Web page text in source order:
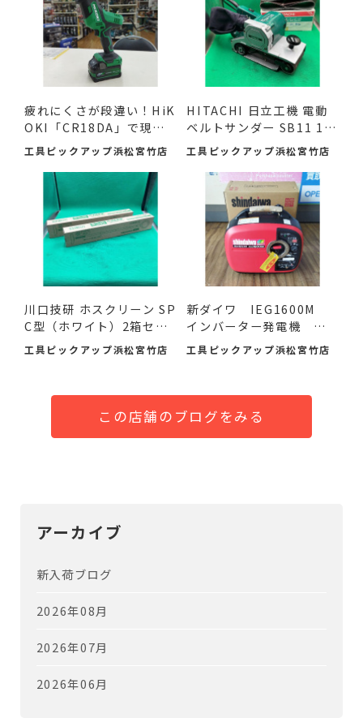
疲れにくさが段違い！HiK
OKI「CR18DA」で現場
の作...
工具ピックアップ浜松宮竹店
HITACHI 日立工機 電動
ベルトサンダー SB11 11
0mm ...
工具ピックアップ浜松宮竹店
川口技研 ホスクリーン SP
C型（ホワイト）2箱セ
ッ...
工具ピックアップ浜松宮竹店
新ダイワ IEG1600M
インバーター発電機 入
荷し...
工具ピックアップ浜松宮竹店
この店舗のブログをみる
アーカイブ
新入荷ブログ
2026年08月
2026年07月
2026年06月